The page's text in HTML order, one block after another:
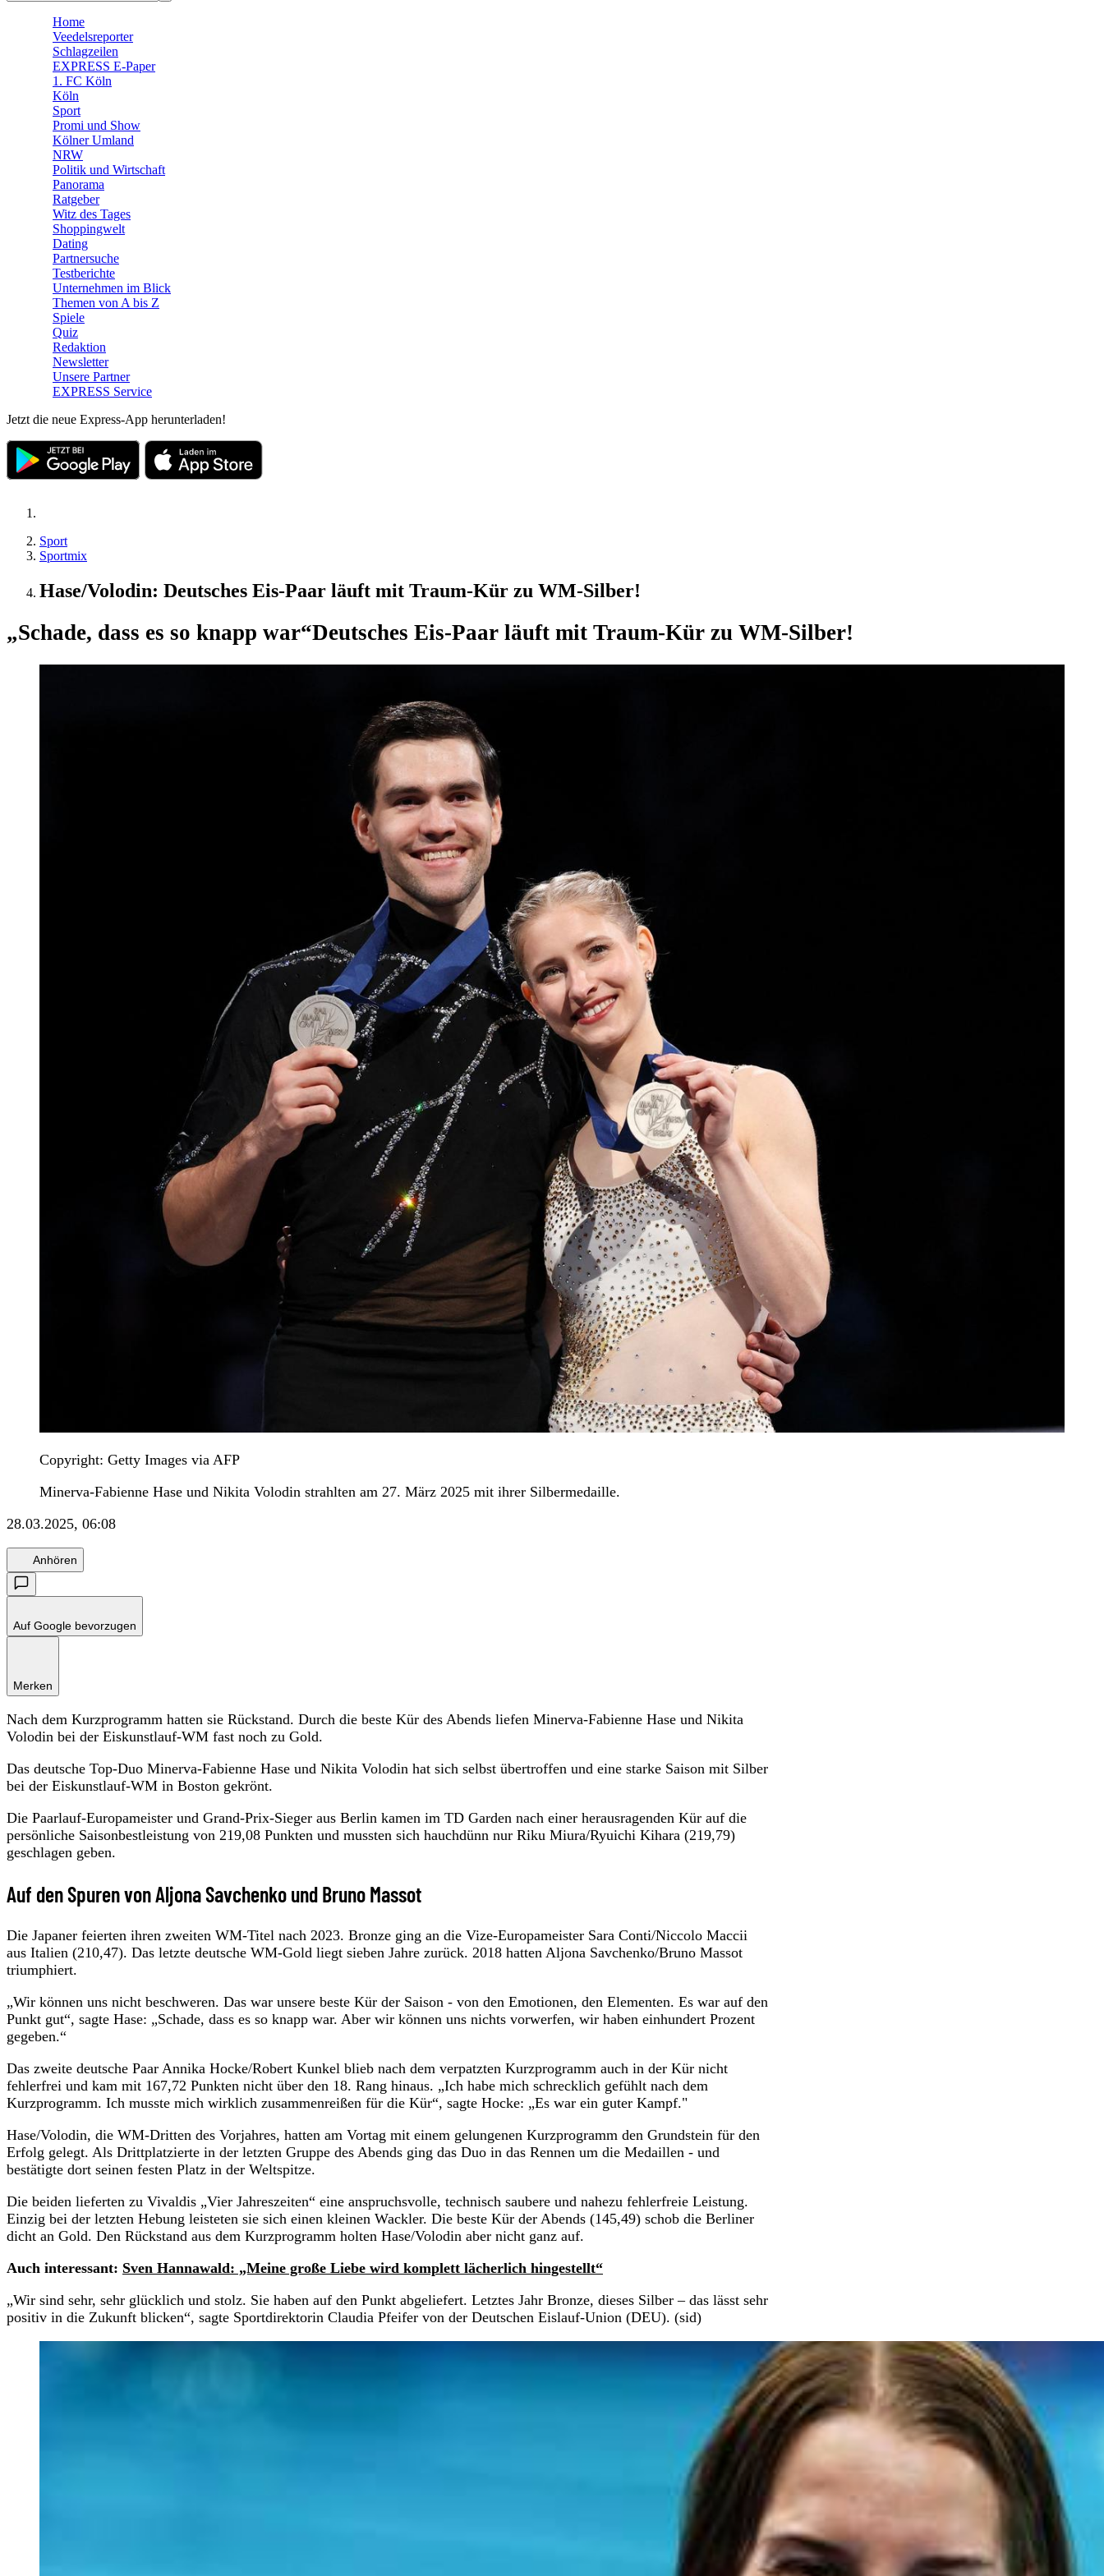
🛒 Shoppingwelt
Home
Veedelsreporter
Schlagzeilen
EXPRESS E-Paper
1. FC Köln
Köln
Sport
Promi und Show
Kölner Umland
NRW
Politik und Wirtschaft
Panorama
Ratgeber
Witz des Tages
Shoppingwelt
Dating
Partnersuche
Testberichte
Unternehmen im Blick
Themen von A bis Z
Spiele
Quiz
Redaktion
Newsletter
Unsere Partner
EXPRESS Service
Jetzt die neue Express-App herunterladen!
Sport
Sportmix
Hase/Volodin: Deutsches Eis-Paar läuft mit Traum-Kür zu WM-Silber!
„Schade, dass es so knapp war“Deutsches Eis-Paar läuft mit Traum-Kür zu WM-Silber!
Copyright: Getty Images via AFP
Minerva-Fabienne Hase und Nikita Volodin strahlten am 27. März 2025 mit ihrer Silbermedaille.
28.03.2025, 06:08
Anhören
Auf Google bevorzugen
Merken
Nach dem Kurzprogramm hatten sie Rückstand. Durch die beste Kür des Abends liefen Minerva-Fabienne Hase und Nikita
Volodin bei der Eiskunstlauf-WM fast noch zu Gold.
Das deutsche Top-Duo Minerva-Fabienne Hase und Nikita Volodin hat sich selbst übertroffen und eine starke Saison mit Silber
bei der Eiskunstlauf-WM in Boston gekrönt.
Die Paarlauf-Europameister und Grand-Prix-Sieger aus Berlin kamen im TD Garden nach einer herausragenden Kür auf die
persönliche Saisonbestleistung von 219,08 Punkten und mussten sich hauchdünn nur Riku Miura/Ryuichi Kihara (219,79)
geschlagen geben.
Auf den Spuren von Aljona Savchenko und Bruno Massot
Die Japaner feierten ihren zweiten WM-Titel nach 2023. Bronze ging an die Vize-Europameister Sara Conti/Niccolo Maccii
aus Italien (210,47). Das letzte deutsche WM-Gold liegt sieben Jahre zurück. 2018 hatten Aljona Savchenko/Bruno Massot
triumphiert.
„Wir können uns nicht beschweren. Das war unsere beste Kür der Saison - von den Emotionen, den Elementen. Es war auf den
Punkt gut“, sagte Hase: „Schade, dass es so knapp war. Aber wir können uns nichts vorwerfen, wir haben einhundert Prozent
gegeben.“
Das zweite deutsche Paar Annika Hocke/Robert Kunkel blieb nach dem verpatzten Kurzprogramm auch in der Kür nicht
fehlerfrei und kam mit 167,72 Punkten nicht über den 18. Rang hinaus. „Ich habe mich schrecklich gefühlt nach dem
Kurzprogramm. Ich musste mich wirklich zusammenreißen für die Kür“, sagte Hocke: „Es war ein guter Kampf."
Hase/Volodin, die WM-Dritten des Vorjahres, hatten am Vortag mit einem gelungenen Kurzprogramm den Grundstein für den
Erfolg gelegt. Als Drittplatzierte in der letzten Gruppe des Abends ging das Duo in das Rennen um die Medaillen - und
bestätigte dort seinen festen Platz in der Weltspitze.
Die beiden lieferten zu Vivaldis „Vier Jahreszeiten“ eine anspruchsvolle, technisch saubere und nahezu fehlerfreie Leistung.
Einzig bei der letzten Hebung leisteten sie sich einen kleinen Wackler. Die beste Kür der Abends (145,49) schob die Berliner
dicht an Gold. Den Rückstand aus dem Kurzprogramm holten Hase/Volodin aber nicht ganz auf.
Auch interessant: Sven Hannawald: „Meine große Liebe wird komplett lächerlich hingestellt“
„Wir sind sehr, sehr glücklich und stolz. Sie haben auf den Punkt abgeliefert. Letztes Jahr Bronze, dieses Silber – das lässt sehr
positiv in die Zukunft blicken“, sagte Sportdirektorin Claudia Pfeifer von der Deutschen Eislauf-Union (DEU). (sid)